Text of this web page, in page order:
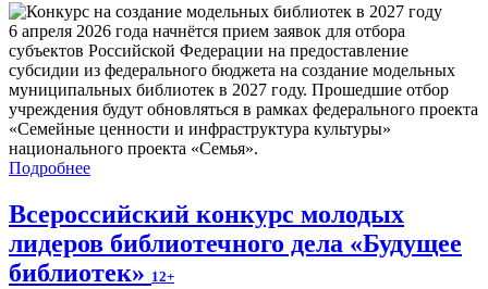
6 апреля 2026 года начнётся прием заявок для отбора
субъектов Российской Федерации на предоставление
субсидии из федерального бюджета на создание модельных
муниципальных библиотек в 2027 году. Прошедшие отбор
учреждения будут обновляться в рамках федерального проекта
«Семейные ценности и инфраструктура культуры»
национального проекта «Семья».
Подробнее
Всероссийский конкурс молодых
лидеров библиотечного дела «Будущее
библиотек» 12+